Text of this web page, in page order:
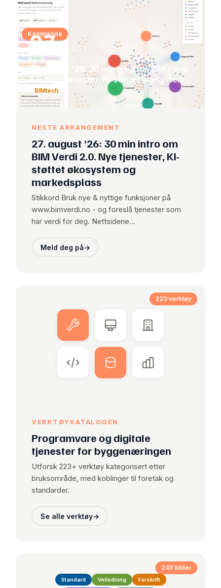
Kommende
27 AUGUST
2026
27. august '26: 30 min intro om BIM Verdi
2.0. Nye tjenester, KI-støttet økosystem
og markedsplass
BIMtech
NESTE ARRANGEMENT
27. august '26: 30 min intro om
BIM Verdi 2.0. Nye tjenester, KI-
støttet økosystem og
markedsplass
Stikkord Bruk nye & nyttige funksjoner på
www.bimverdi.no - og foreslå tjenester som
har verdi for deg. Nettsidene…
Meld deg på→
223 verktøy
VERKTØYKATALOGEN
Programvare og digitale
tjenester for byggenæringen
Utforsk 223+ verktøy kategorisert etter
bruksområde, med koblinger til foretak og
standarder.
Se alle verktøy→
249 kilder
Standard Veiledning
Forskrift